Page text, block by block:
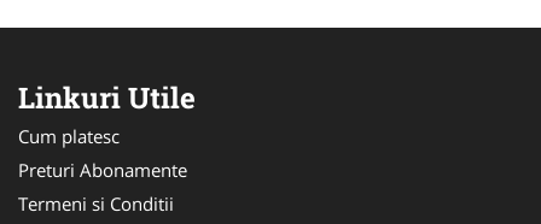
Linkuri Utile
Cum platesc
Preturi Abonamente
Termeni si Conditii